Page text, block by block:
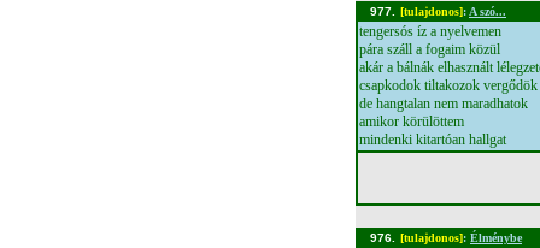
977. [tulajdonos]: A szó...
tengersós íz a nyelvemen
pára száll a fogaim közül
akár a bálnák elhasznált
csapkodok tiltakozok vergődök
de hangtalan nem maradhatok
amikor körülöttem
mindenki kitartóan hallgat
976. [tulajdonos]: Élménybe